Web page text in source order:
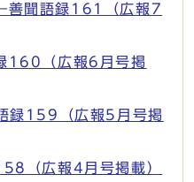
善聞語録161（広報7
160（広報6月号掲
録159（広報5月号掲
（広報4月号掲載）